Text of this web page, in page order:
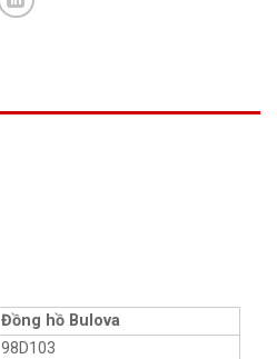
Đồng hồ Bulova
98D103